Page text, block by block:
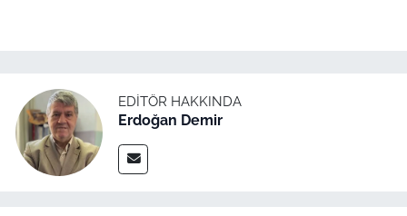
EDITÖR HAKKINDA
Erdoğan Demir